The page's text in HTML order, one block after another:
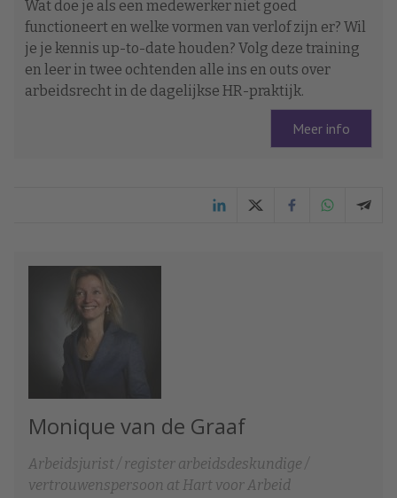
Wat doe je als een medewerker niet goed
functioneert en welke vormen van verlof zijn er? Wil
je je kennis up-to-date houden? Volg deze training
en leer in twee ochtenden alle ins en outs over
arbeidsrecht in de dagelijkse HR-praktijk.
Meer info
Monique van de Graaf
Arbeidsjurist / register arbeidsdeskundige /
vertrouwenspersoon at Hart voor Arbeid